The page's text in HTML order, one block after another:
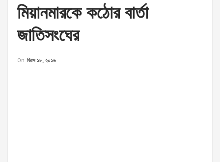
মিয়ানমারকে কঠোর বার্তা
জাতিসংঘের
On ডিসে ১৮, ২০১৬